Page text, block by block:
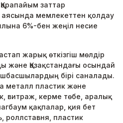
заттар
мемлекеттен қолдау
6%-бен жеңіл несие
жарық өткізгіш мөлдір
және Қазақстандағы осындай
бірі саналады.
металл пластик және
витраж, керме төбе, аралық
қақпалар, қия бет
роллставня, пластик